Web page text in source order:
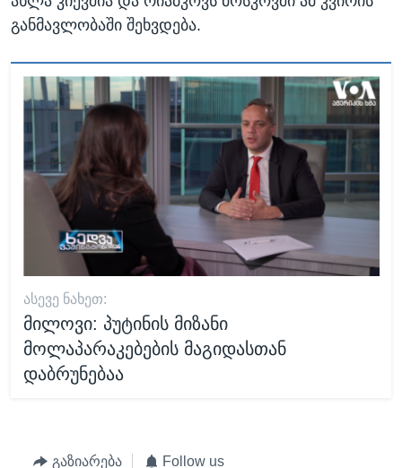
განმავლობაში შეხვდება.
ᲐᲡᲔᲕᲔ ᲜᲐᲮᲔᲗ:
მილოვი: პუტინის მიზანი
მოლაპარაკებების მაგიდასთან
დაბრუნებაა
გაზიარება Follow us